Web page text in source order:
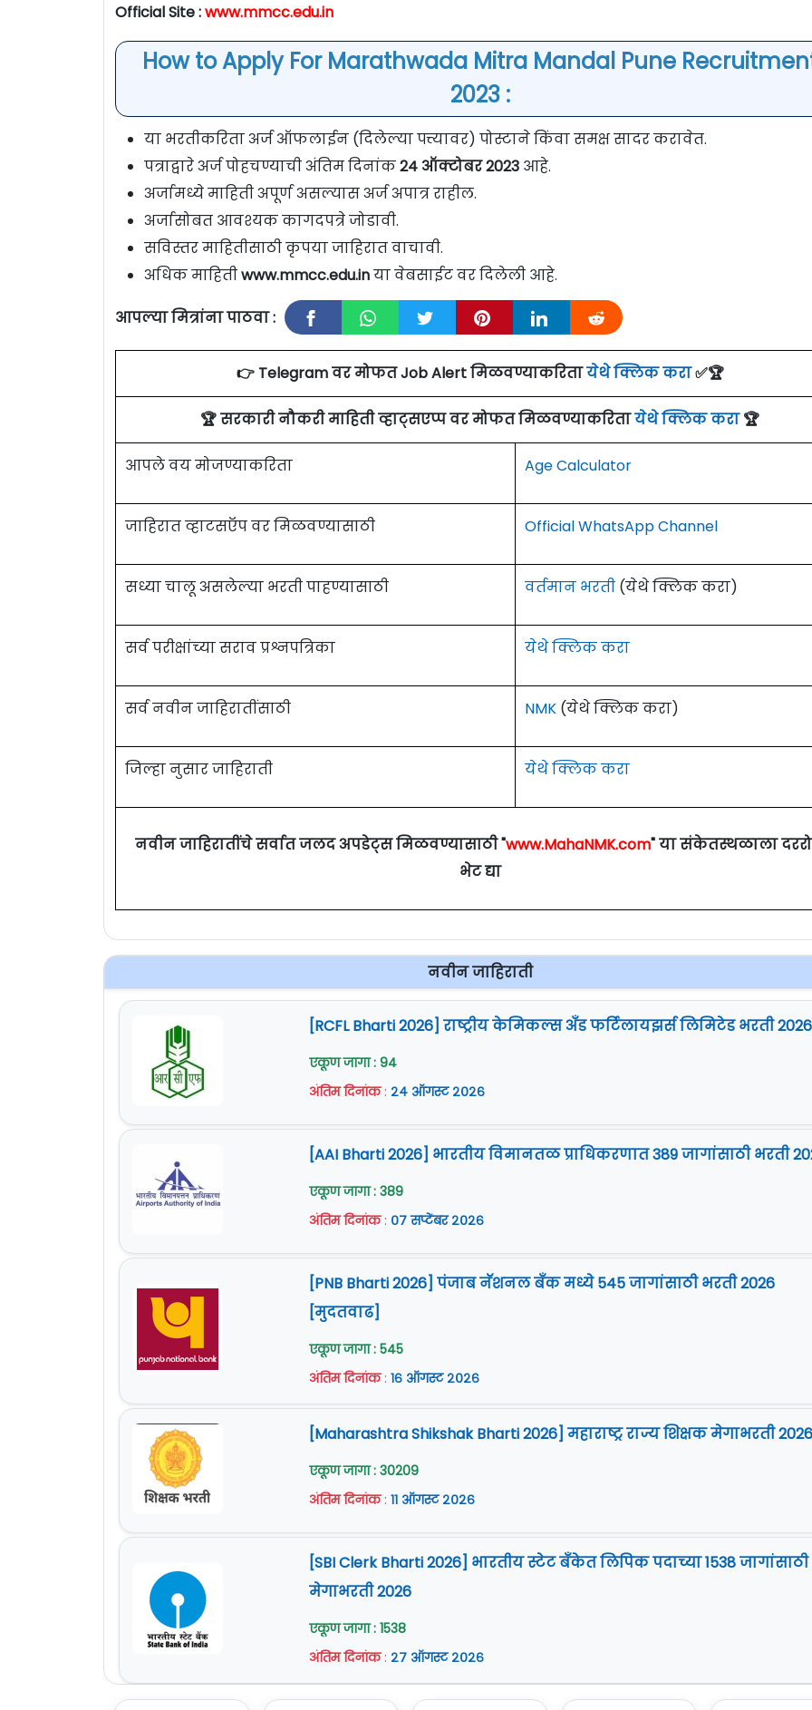
Official Site :www.mmcc.edu.in
How to Apply For Marathwada Mitra Mandal Pune
2023 :
या भरतीकरिता अर्ज ऑफलाईन (दिलेल्या पत्त्यावर) पोस्टाने किंवा समक्ष सादर करावेत.
पत्राद्वारे अर्ज पोहचण्याची अंतिम दिनांक24 ऑक्टोबर 2023 आहे.
अर्जामध्ये माहिती अपूर्ण असल्यास अर्ज अपात्र राहील.
अर्जासोबत आवश्यक कागदपत्रे जोडावी.
सविस्तर माहितीसाठी कृपया जाहिरात वाचावी.
अधिक माहितीwww.mmcc.edu.inया वेबसाईट वर दिलेली आहे.
आपल्या मित्रांना पाठवा :
👉 Telegram वर मोफत Job Alert मिळवण्याकरितायेथे क्लिक करा✅🏆
🏆 सरकारी नौकरी माहिती व्हाट्सएप्प वर मोफत मिळवण्याकरितायेथे क्लिक करा🏆
आपले वय मोजण्याकरिता Age Calculator
जाहिरात व्हाटसऍप वर मिळवण्यासाठी Official WhatsApp Channel
सध्या चालू असलेल्या भरती पाहण्यासाठी वर्तमान भरती (येथे क्लिक करा)
सर्व परीक्षांच्या सराव प्रश्नपत्रिका येथे क्लिक करा
सर्व नवीन जाहिरातींसाठी NMK (येथे क्लिक करा)
जिल्हा नुसार जाहिराती येथे क्लिक करा
नवीन जाहिरातींचे सर्वात जलद अपडेट्स मिळवण्यासाठी "www.MahaNMK.com" या संकेतस्थळाला
भेट द्या
नवीन जाहिराती
[RCFL Bharti 2026] राष्ट्रीय केमिकल्स अँड फर्टिलायझर्स लिमिटेड भरती 2026
एकूण जागा : 94
अंतिम दिनांक: २४ ऑगस्ट २०२६
[AAI Bharti 2026] भारतीय विमानतळ प्राधिकरणात 389 जागांसाठी भरती
एकूण जागा : 389
अंतिम दिनांक: ०७ सप्टेंबर २०२६
[PNB Bharti 2026] पंजाब नॅशनल बँक मध्ये 545 जागांसाठी भरती 2026
[मुदतवाढ]
एकूण जागा : 545
अंतिम दिनांक: १६ ऑगस्ट २०२६
[Maharashtra Shikshak Bharti 2026] महाराष्ट्र राज्य शिक्षक मेगाभरती 2026
एकूण जागा : 30209
अंतिम दिनांक: ११ ऑगस्ट २०२६
[SBI Clerk Bharti 2026] भारतीय स्टेट बँकेत लिपिक पदाच्या 1538 जागांसाठी
मेगाभरती 2026
एकूण जागा : 1538
अंतिम दिनांक: २७ ऑगस्ट २०२६